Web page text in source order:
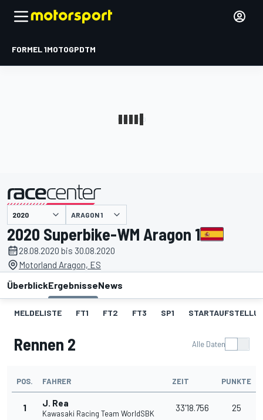
FORMEL 1MOTOGPDTM
ARAGON 1
2020 Superbike-WM Aragon 1
28.08.2020 bis 30.08.2020
Motorland Aragon, ES
ÜberblickErgebnisseNews
MELDELISTE FT1 FT2 FT3 SP1
Rennen 2 Alle Daten
POS. FAHRER ZEIT PUNKTE
1 J. Rea
Kawasaki Racing Team WorldSBK
33'18.756 25